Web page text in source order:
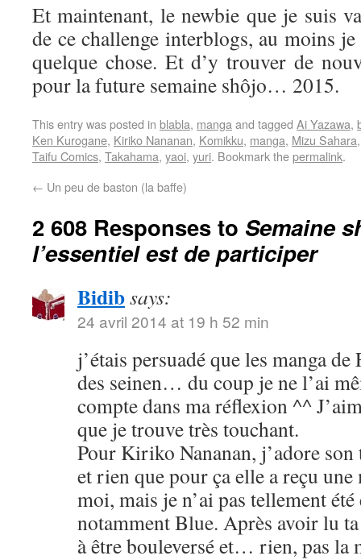
Et maintenant, le newbie que je suis
de ce challenge interblogs, au moins
quelque chose. Et d’y trouver de
pour la future semaine shôjo… 2015.
This entry was posted in blabla, mangaand tagged Ai Yazawa,
Ken Kurogane, Kiriko Nananan, Komikku, manga, Mizu Sahara
Taifu Comics, Takahama, yaoi, yuri. Bookmark thepermalink.
← Un peu de baston (la baffe)
2 608 Responses to Semaine
l’essentiel est de participer
Bidibsays:
24 avril 2014 at 19 h 52 min
j’étais persuadé que les manga
des seinen… du coup je ne l’ai
compte dans ma réflexion ^^
que je trouve très touchant.
Pour Kiriko Nananan, j’adore
et rien que pour ça elle a reçu
moi, mais je n’ai pas tellement
notamment Blue. Après avoir lu
à être bouleversé et… rien, pas la